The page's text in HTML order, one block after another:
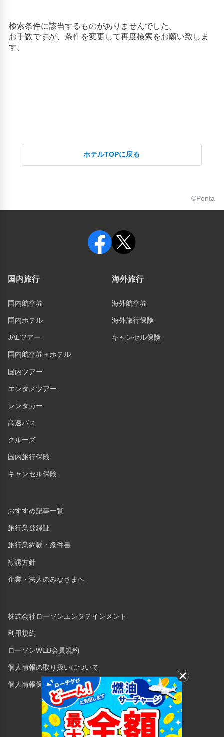
ホテルTOPに戻る
©Ponta
国内旅行
国内航空券
国内ホテル
JALツアー
国内航空券＋ホテル
国内ツアー
エンタメツアー
レンタカー
高速バス
クルーズ
国内旅行保険
キャンセル保険
海外旅行
海外航空券
海外旅行保険
キャンセル保険
おすすめ記事一覧
旅行業登録証
旅行業約款・条件書
勧誘方針
企業・法人のみなさまへ
株式会社ローソンエンタテインメント
利用規約
ローソンWEB会員規約
個人情報の取り扱いについて
個人情報保護方針